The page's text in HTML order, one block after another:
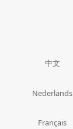
中文
Nederlands
Français